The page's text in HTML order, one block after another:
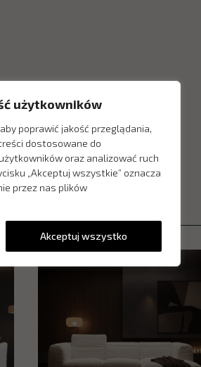
użytkowników
poprawić jakość przeglądania,
dostosowane do
oraz analizować ruch
„Akceptuj wszystkie” oznacza
przez nas plików
Akceptuj wszystko